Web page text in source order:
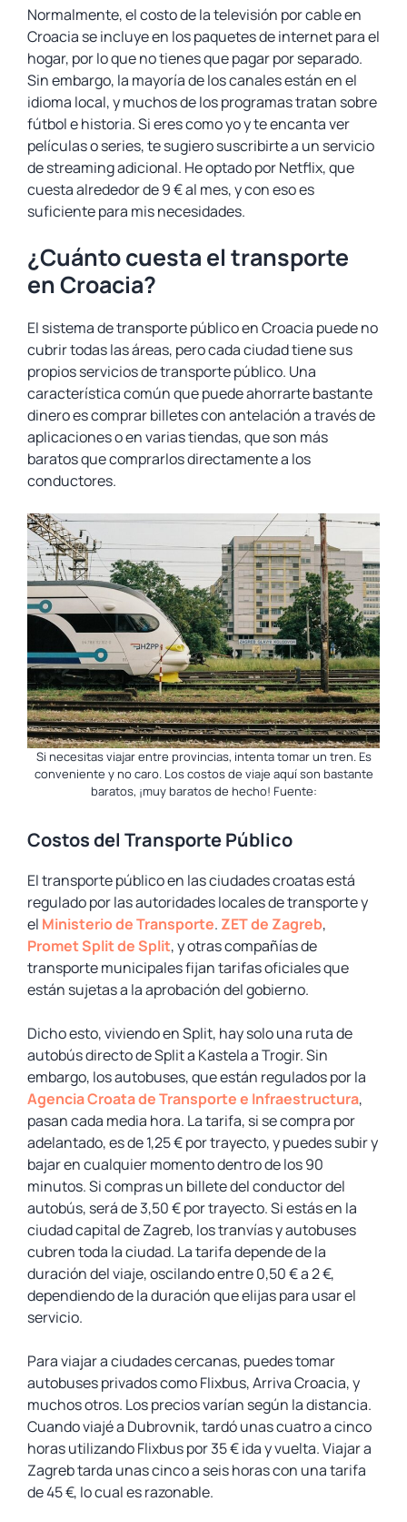
Normalmente, el costo de la televisión por cable en
Croacia se incluye en los paquetes de internet para el
hogar, por lo que no tienes que pagar por separado.
Sin embargo, la mayoría de los canales están en el
idioma local, y muchos de los programas tratan sobre
fútbol e historia. Si eres como yo y te encanta ver
películas o series, te sugiero suscribirte a un servicio
de streaming adicional. He optado por Netflix, que
cuesta alrededor de 9 € al mes, y con eso es
suficiente para mis necesidades.
¿Cuánto cuesta el transporte
en Croacia?
El sistema de transporte público en Croacia puede no
cubrir todas las áreas, pero cada ciudad tiene sus
propios servicios de transporte público. Una
característica común que puede ahorrarte bastante
dinero es comprar billetes con antelación a través de
aplicaciones o en varias tiendas, que son más
baratos que comprarlos directamente a los
conductores.
Si necesitas viajar entre provincias, intenta tomar un tren. Es
conveniente y no caro. Los costos de viaje aquí son bastante
baratos, ¡muy baratos de hecho! Fuente:
Costos del Transporte Público
El transporte público en las ciudades croatas está
regulado por las autoridades locales de transporte y
el Ministerio de Transporte. ZET de Zagreb,
Promet Split de Split, y otras compañías de
transporte municipales fijan tarifas oficiales que
están sujetas a la aprobación del gobierno.
Dicho esto, viviendo en Split, hay solo una ruta de
autobús directo de Split a Kastela a Trogir. Sin
embargo, los autobuses, que están regulados por la
Agencia Croata de Transporte e Infraestructura,
pasan cada media hora. La tarifa, si se compra por
adelantado, es de 1,25 € por trayecto, y puedes subir y
bajar en cualquier momento dentro de los 90
minutos. Si compras un billete del conductor del
autobús, será de 3,50 € por trayecto. Si estás en la
ciudad capital de Zagreb, los tranvías y autobuses
cubren toda la ciudad. La tarifa depende de la
duración del viaje, oscilando entre 0,50 € a 2 €,
dependiendo de la duración que elijas para usar el
servicio.
Para viajar a ciudades cercanas, puedes tomar
autobuses privados como Flixbus, Arriva Croacia, y
muchos otros. Los precios varían según la distancia.
Cuando viajé a Dubrovnik, tardó unas cuatro a cinco
horas utilizando Flixbus por 35 € ida y vuelta. Viajar a
Zagreb tarda unas cinco a seis horas con una tarifa
de 45 €, lo cual es razonable.